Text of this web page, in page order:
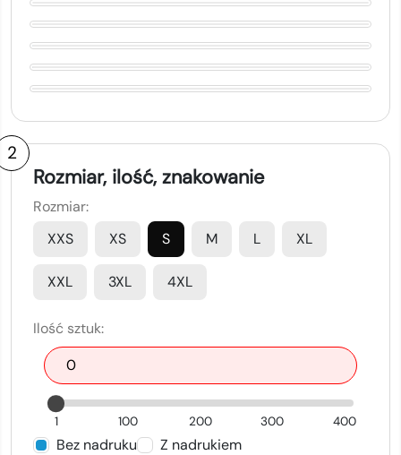
2
Rozmiar, ilość, znakowanie
Rozmiar:
XXS
XS S M L XL
XXL 3XL 4XL
Ilość sztuk:
1 100 200 300 400
Bez nadruku
Z nadrukiem